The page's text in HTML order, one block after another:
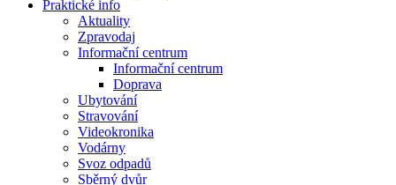
Praktické info
Aktuality
Zpravodaj
Informační centrum
Informační centrum
Doprava
Ubytování
Stravování
Videokronika
Vodárny
Svoz odpadů
Sběrný dvůr